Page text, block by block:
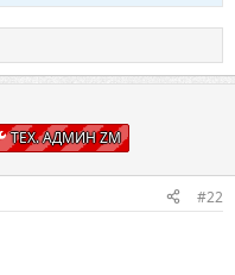
ТЕХ. АДМИН ZM
#22